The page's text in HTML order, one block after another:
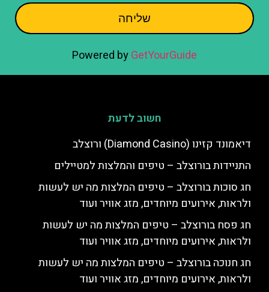
שליחה
Powered byGetYourGuide
חשוב לדעת
דיאמונד קזינו (Diamond Casino) ורוצלב
התניידות בורוצלב – טיפים והמלצות למטיילים
חג סוכות בורוצלב – טיפים המלצות מה יש לעשות
ולראות, אירועים מיוחדים, מזג אוויר ועוד
חג פסח בורוצלב – טיפים המלצות מה יש לעשות
ולראות, אירועים מיוחדים, מזג אוויר ועוד
חג חנוכה בורוצלב – טיפים המלצות מה יש לעשות
ולראות, אירועים מיוחדים, מזג אוויר ועוד